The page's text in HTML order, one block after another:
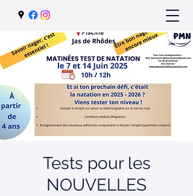
Tests pour les
NOUVELLES